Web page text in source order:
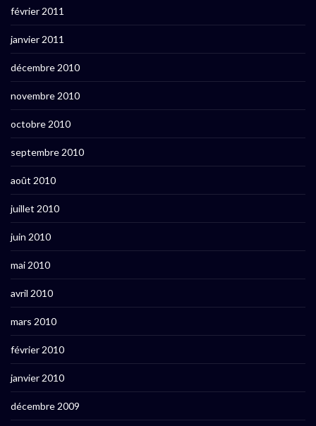
février 2011
janvier 2011
décembre 2010
novembre 2010
octobre 2010
septembre 2010
août 2010
juillet 2010
juin 2010
mai 2010
avril 2010
mars 2010
février 2010
janvier 2010
décembre 2009